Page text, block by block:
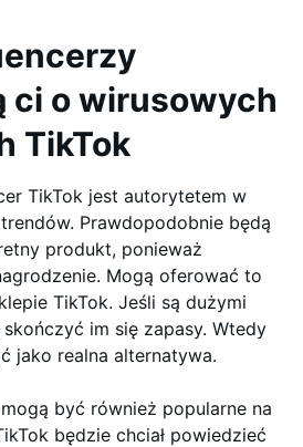
ci o wirusowych
TikTok
TikTok jest autorytetem w
Prawdopodobnie będą
produkt, ponieważ
Mogą oferować to
TikTok. Jeśli są dużymi
im się zapasy. Wtedy
jako realna alternatywa.
być również popularne na
będzie chciał powiedzieć